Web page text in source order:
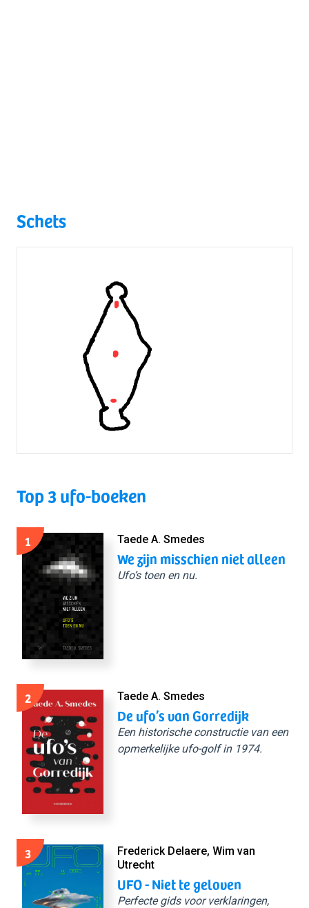
Schets
Top 3 ufo-boeken
1 Taede A. Smedes
We zijn misschien niet alleen
Ufo’s toen en nu.
2 Taede A. Smedes
De ufo’s van Gorredijk
Een historische constructie van een
opmerkelijke ufo-golf in 1974.
3
Frederick Delaere, Wim van
Utrecht
UFO - Niet te geloven
Perfecte gids voor verklaringen,